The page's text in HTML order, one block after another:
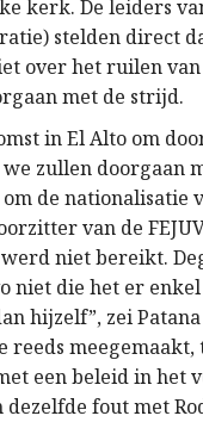
kerk. De leiders
stelden direct
over het ruilen
met de strijd.
in El Alto om
zullen doorgaan
de nationalisatie
van de
niet bereikt.
niet die het er
hijzelf”, zei Patana
reeds
een beleid in het
fout met